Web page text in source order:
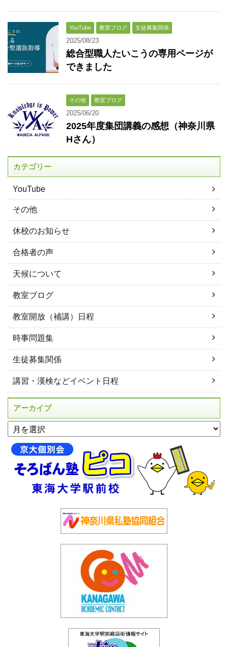
YouTube 教室ブログ 生徒募集関係
2025/08/23
総合型職人たいこうの専用ページが
できました
その他 教室ブログ
2025/06/20
2025年度集団講義の感想（神奈川県
Hさん）
カテゴリー
YouTube
その他
休校のお知らせ
合格者の声
天候について
教室ブログ
教室開放（補講）日程
時事問題集
生徒募集関係
講習・漢検などイベント日程
アーカイブ
アーカイブ